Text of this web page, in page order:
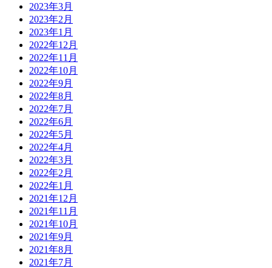
2023年3月
2023年2月
2023年1月
2022年12月
2022年11月
2022年10月
2022年9月
2022年8月
2022年7月
2022年6月
2022年5月
2022年4月
2022年3月
2022年2月
2022年1月
2021年12月
2021年11月
2021年10月
2021年9月
2021年8月
2021年7月